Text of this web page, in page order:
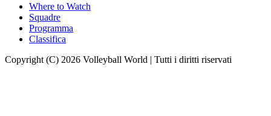
Where to Watch
Squadre
Programma
Classifica
Copyright (C) 2026 Volleyball World | Tutti i diritti riservati